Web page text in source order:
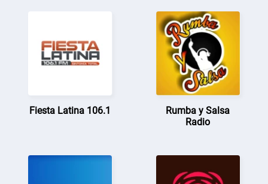
Fiesta Latina 106.1
Rumba y Salsa
Radio